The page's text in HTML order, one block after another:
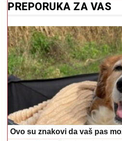
PREPORUKA ZA VAS
Ovo su znakovi da vaš pas